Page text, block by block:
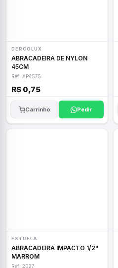
DERCOLUX
ABRACADEIRA DE NYLON
45CM
Ref: AP4575
R$ 0,75
Carrinho Pedir
ESTRELA
ABRACADEIRA IMPACTO 1/2"
MARROM
Ref: 2027